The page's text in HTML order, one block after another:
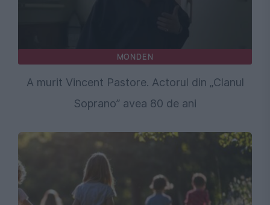
MONDEN
A murit Vincent Pastore. Actorul din „Clanul
Soprano” avea 80 de ani